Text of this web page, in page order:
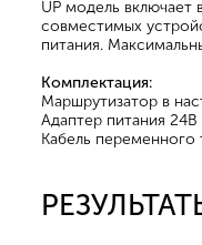
UP модель
совместимых
питания.
Комплектация:
Маршрутизатор в
Адаптер питания
Кабель